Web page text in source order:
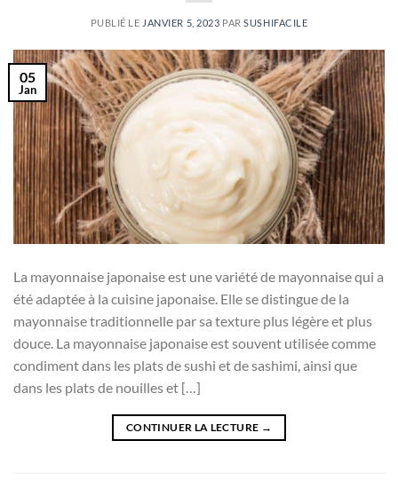
PUBLIÉ LE JANVIER 5, 2023 PARSUSHIFACILE
05
Jan
La mayonnaise japonaise est une variété de mayonnaise qui a
été adaptée à la cuisine japonaise. Elle se distingue de la
mayonnaise traditionnelle par sa texture plus légère et plus
douce. La mayonnaise japonaise est souvent utilisée comme
condiment dans les plats de sushi et de sashimi, ainsi que
dans les plats de nouilles et […]
CONTINUER LA LECTURE →